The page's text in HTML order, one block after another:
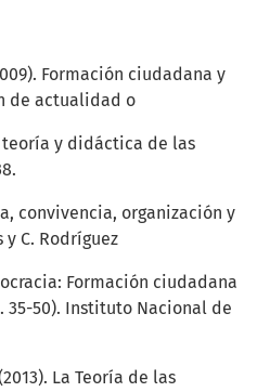
Formación ciudadana y
de actualidad o
y didáctica de las
convivencia, organización y
y C. Rodríguez
Formación ciudadana
35-50). Instituto Nacional de
La Teoría de las